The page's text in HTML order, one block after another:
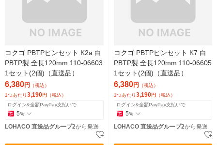
コクゴ PBTPピンセット K2a 白
PBTP製 全長120mm 110-06603
1セット(2個)（直送品）
6,380円 （税込）
1つあたり3,190円 （税込）
ログイン&全額PayPay支払いで
5%
LOHACO 直送品グループ2から発送
コクゴ PBTPピンセット K7 白
PBTP製 全長120mm 110-06605
1セット(2個)（直送品）
6,380円 （税込）
1つあたり3,190円 （税込）
ログイン&全額PayPay支払いで
5%
LOHACO 直送品グループ2から発送